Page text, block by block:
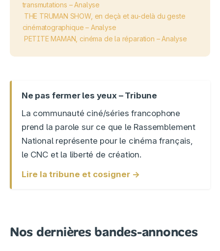
transmutations – Analyse
THE TRUMAN SHOW, en deçà et au-delà du geste
cinématographique – Analyse
PETITE MAMAN, cinéma de la réparation – Analyse
Ne pas fermer les yeux – Tribune
La communauté ciné/séries francophone
prend la parole sur ce que le Rassemblement
National représente pour le cinéma français,
le CNC et la liberté de création.
Lire la tribune et cosigner →
Nos dernières bandes-annonces